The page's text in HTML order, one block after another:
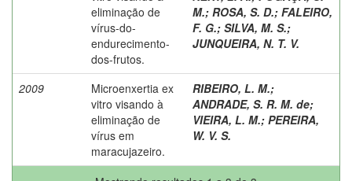
eliminação de
vírus-do-
endurecimento-
dos-frutos.
M.; ROSA, S. D.; FALEIRO,
F. G.; SILVA, M. S.;
JUNQUEIRA, N. T. V.
2009
Microenxertia ex
vitro visando à
eliminação de
vírus em
maracujazeiro.
RIBEIRO, L. M.;
ANDRADE, S. R. M. de;
VIEIRA, L. M.; PEREIRA,
W. V. S.